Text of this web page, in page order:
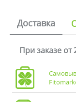
Доставка
При заказе от